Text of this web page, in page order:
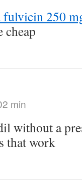
fulvicin 250
min
without a
that work